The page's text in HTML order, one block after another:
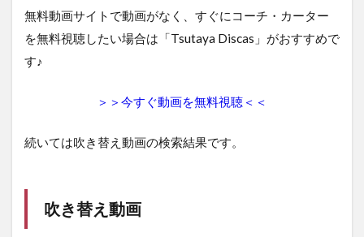
無料動画サイトで動画がなく、すぐにコーチ・カーター
を無料視聴したい場合は「Tsutaya Discas」がおすすめで
す♪
＞＞今すぐ動画を無料視聴＜＜
続いては吹き替え動画の検索結果です。
吹き替え動画